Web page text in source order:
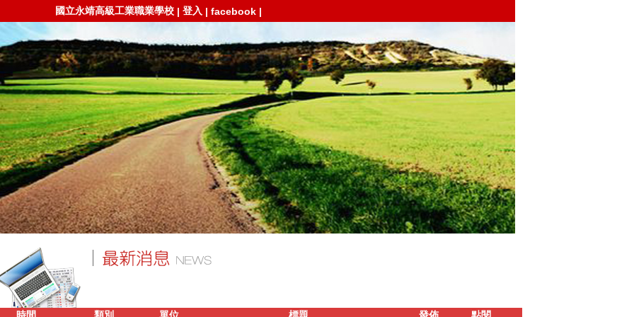
國立永靖高級工業職業學校 | 登入 | facebook |